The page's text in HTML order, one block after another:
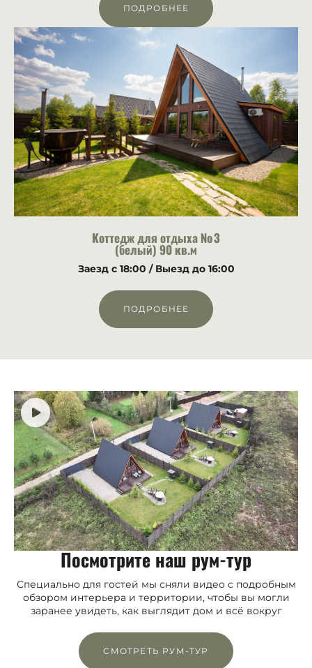
ПОДРОБНЕЕ
Коттедж для отдыха № 3
(белый) 90 кв.м
Заезд с 18:00 / Выезд до 16:00
ПОДРОБНЕЕ
Посмотрите наш рум-тур
Специально для гостей мы сняли видео с подробным
обзором интерьера и территории, чтобы вы могли
заранее увидеть, как выглядит дом и всё вокруг
СМОТРЕТЬ РУМ-ТУР